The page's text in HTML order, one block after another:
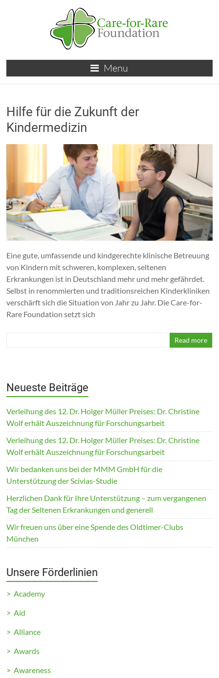
Care-
for-
Foundation
für
mit
seltenen
Erkrankungen
Helfen
Sie
uns,
den
Waisen
der
Medizin
zu
Menu
Hilfe für die Zukunft der
Kindermedizin
Eine gute, umfassende und kindgerechte klinische Betreuung
von Kindern mit schweren, komplexen, seltenen
Erkrankungen ist in Deutschland mehr und mehr gefährdet.
Selbst in renommierten und traditionsreichen Kinderkliniken
verschärft sich die Situation von Jahr zu Jahr. Die Care-for-
Rare Foundation setzt sich
Read more
Neueste Beiträge
Verleihung des 12. Dr. Holger Müller Preises: Dr. Christine
Wolf erhält Auszeichnung für Forschungsarbeit
Verleihung des 12. Dr. Holger Müller Preises: Dr. Christine
Wolf erhält Auszeichnung für Forschungsarbeit
Wir bedanken uns bei der MMM GmbH für die
Unterstützung der Scivias-Studie
Herzlichen Dank für Ihre Unterstützung – zum vergangenen
Tag der Seltenen Erkrankungen und generell
Wir freuen uns über eine Spende des Oldtimer-Clubs
München
Unsere Förderlinien
> Academy
> Aid
> Alliance
> Awards
> Awareness